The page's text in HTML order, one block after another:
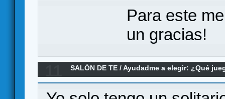
Para este
un gracias!
SALÓN DE TE /Ayudadme a elegir: ¿Qué